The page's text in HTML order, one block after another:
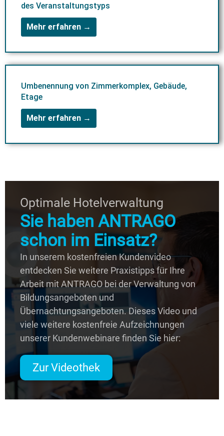
des Veranstaltungstyps
Mehr erfahren →
Umbenennung von Zimmerkomplex, Gebäude,
Etage
Mehr erfahren →
Optimale Hotelverwaltung
Sie haben ANTRAGO
schon im Einsatz?
In unserem kostenfreien Kundenvideo
entdecken Sie weitere Praxistipps für Ihre
Arbeit mit ANTRAGO bei der Verwaltung von
Bildungsangeboten und
Übernachtungsangeboten. Dieses Video und
viele weitere kostenfreie Aufzeichnungen
unserer Kundenwebinare finden Sie hier:
Zur Videothek